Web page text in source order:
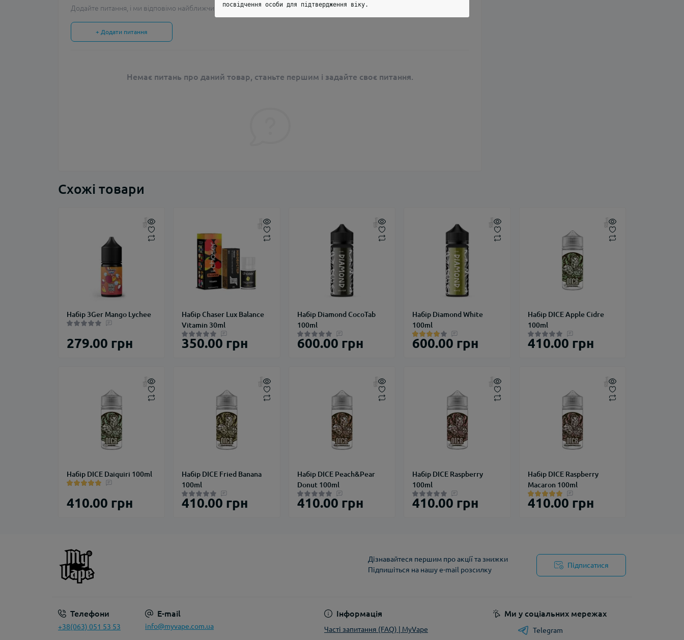
Додайте питання, і ми відповімо найближчим часом.
+ Додати питання
Немає питань про даний товар, станьте першим і задайте своє питання.
Схожі товари
Набір 3Ger Mango Lychee
279.00 грн
Набір Chaser Lux Balance
Vitamin 30ml
350.00 грн
Набір Diamond CocoTab
100ml
600.00 грн
Набір Diamond White
100ml
600.00 грн
Набір DICE Apple Cidre
100ml
410.00 грн
Набір DICE Daiquiri 100ml
410.00 грн
Набір DICE Fried Banana
100ml
410.00 грн
Набір DICE Peach&Pear
Donut 100ml
410.00 грн
Набір DICE Raspberry
100ml
410.00 грн
Набір DICE Raspberry
Macaron 100ml
410.00 грн
Дізнавайтеся першим про акції та знижки
Підпишіться на нашу e-mail розсилку
Підписатися
Телефони
+38(063) 051 53 53
E-mail
info@myvape.com.ua
Інформація
Часті запитання (FAQ) | MyVape
Ми у соціальних мережах
Telegram
посвідчення особи для підтвердження віку.